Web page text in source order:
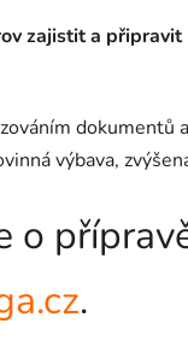
zajistit a
dokumentů
výbava,
o
.